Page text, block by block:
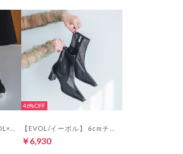
46%
￥6,930